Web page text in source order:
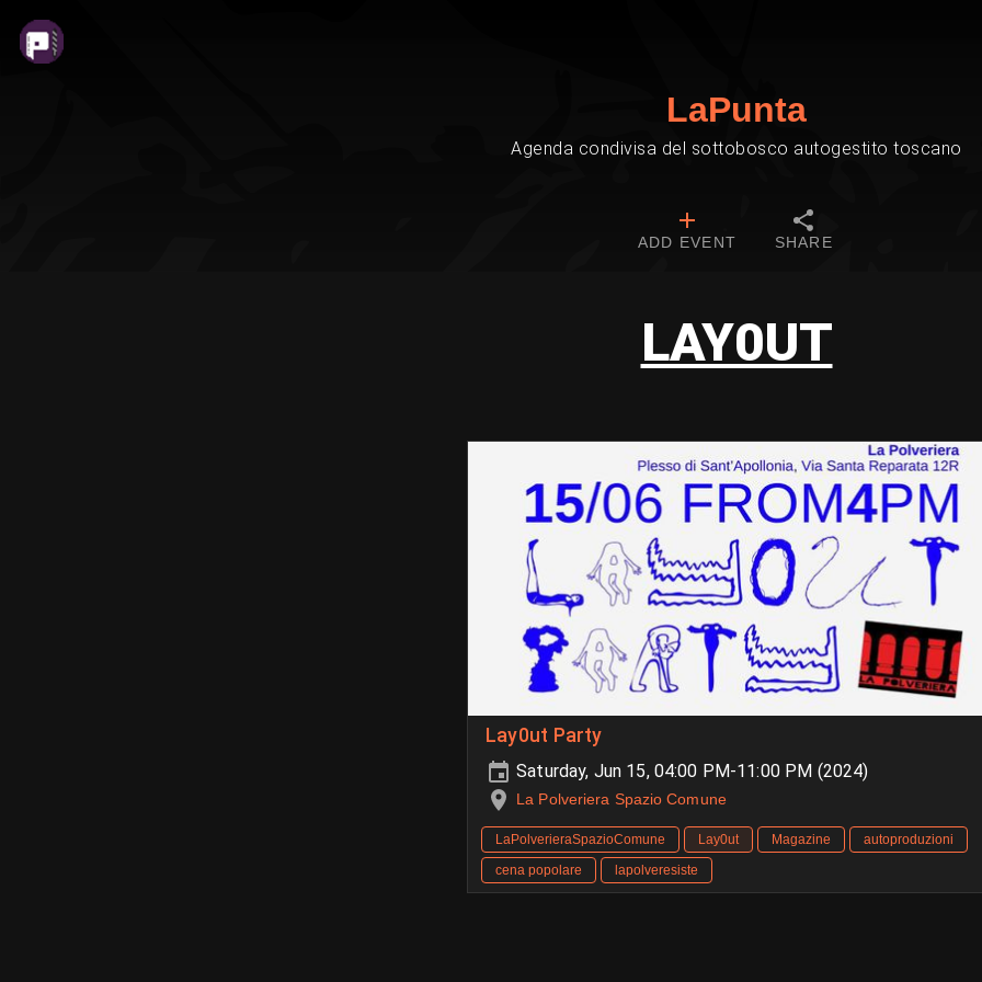
LaPunta
Agenda condivisa del sottobosco autogestito toscano
ADD EVENT SHARE
LAY0UT
Lay0ut Party
Saturday, Jun 15, 04:00 PM-11:00 PM (2024)
La Polveriera Spazio Comune
LaPolverieraSpazioComune Lay0ut Magazine
autoproduzioni
cena popolare
lapolveresiste